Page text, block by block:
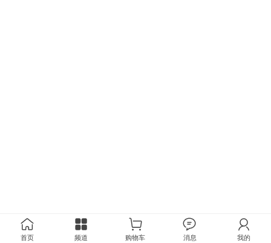
首页 频道 购物车 消息 我的